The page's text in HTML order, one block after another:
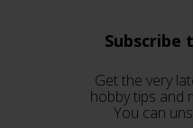
Get the very
hobby tips and
You can